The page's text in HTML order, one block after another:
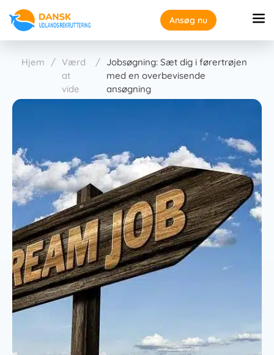
Ansøg nu
Hjem / Værd
at
vide
/ Jobsøgning: Sæt dig i førertrøjen
med en overbevisende
ansøgning